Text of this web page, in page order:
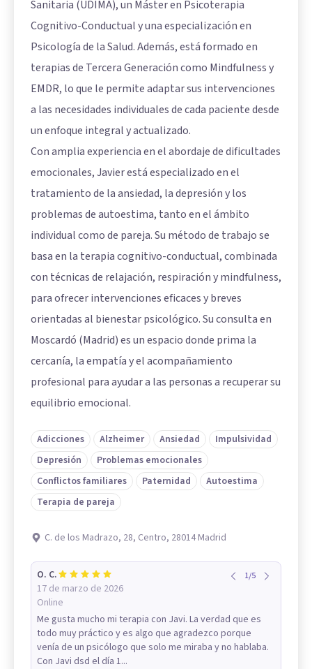
Sanitaria (UDIMA), un Máster en Psicoterapia
Cognitivo-Conductual y una especialización en
Psicología de la Salud. Además, está formado en
terapias de Tercera Generación como Mindfulness y
EMDR, lo que le permite adaptar sus intervenciones
a las necesidades individuales de cada paciente desde
un enfoque integral y actualizado.
Con amplia experiencia en el abordaje de dificultades
emocionales, Javier está especializado en el
tratamiento de la ansiedad, la depresión y los
problemas de autoestima, tanto en el ámbito
individual como de pareja. Su método de trabajo se
basa en la terapia cognitivo-conductual, combinada
con técnicas de relajación, respiración y mindfulness,
para ofrecer intervenciones eficaces y breves
orientadas al bienestar psicológico. Su consulta en
Moscardó (Madrid) es un espacio donde prima la
cercanía, la empatía y el acompañamiento
profesional para ayudar a las personas a recuperar su
equilibrio emocional.
Adicciones Alzheimer Ansiedad
Impulsividad
Depresión
Problemas emocionales
Conflictos familiares
Paternidad
Autoestima
Terapia de pareja
C. de los Madrazo, 28, Centro, 28014 Madrid
O. C.
17 de marzo de 2026
Online
1/5
Me gusta mucho mi terapia con Javi. La verdad que es
todo muy práctico y es algo que agradezco porque
venía de un psicólogo que solo me miraba y no hablaba.
Con Javi dsd el día 1...